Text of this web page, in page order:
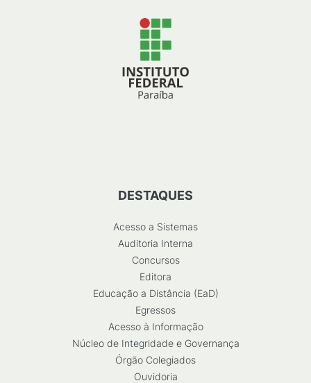
DESTAQUES
Acesso a Sistemas
Auditoria Interna
Concursos
Editora
Educação a Distância (EaD)
Egressos
Acesso à Informação
Núcleo de Integridade e Governança
Órgão Colegiados
Ouvidoria